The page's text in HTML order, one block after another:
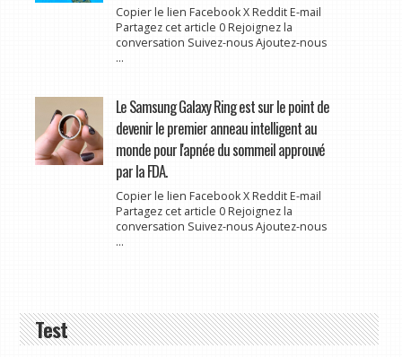
Copier le lien Facebook X Reddit E-mail
Partagez cet article 0 Rejoignez la
conversation Suivez-nous Ajoutez-nous
...
Le Samsung Galaxy Ring est sur le point de
devenir le premier anneau intelligent au
monde pour l'apnée du sommeil approuvé
par la FDA.
Copier le lien Facebook X Reddit E-mail
Partagez cet article 0 Rejoignez la
conversation Suivez-nous Ajoutez-nous
...
Test